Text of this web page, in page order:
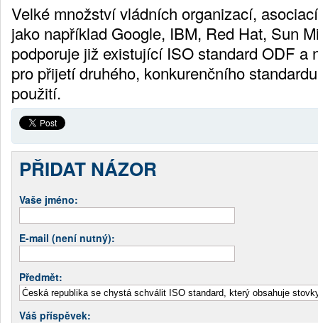
Velké množství vládních organizací,
jako například Google, IBM, Red Hat, Sun
podporuje již existující ISO standard ODF a
pro přijetí druhého, konkurenčního
použití.
PŘIDAT NÁZOR
Vaše jméno:
E-mail (není nutný):
Předmět:
Váš příspěvek: